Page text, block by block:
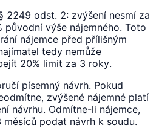
2249 odst. 2: zvýšení nesmí za
původní výše nájemného. Toto
nájemce před přílišným
tedy nemůže
20% limit za 3 roky.
písemný návrh. Pokud
zvýšené nájemné platí
návrhu. Odmítne-li nájemce,
podat návrh k soudu.